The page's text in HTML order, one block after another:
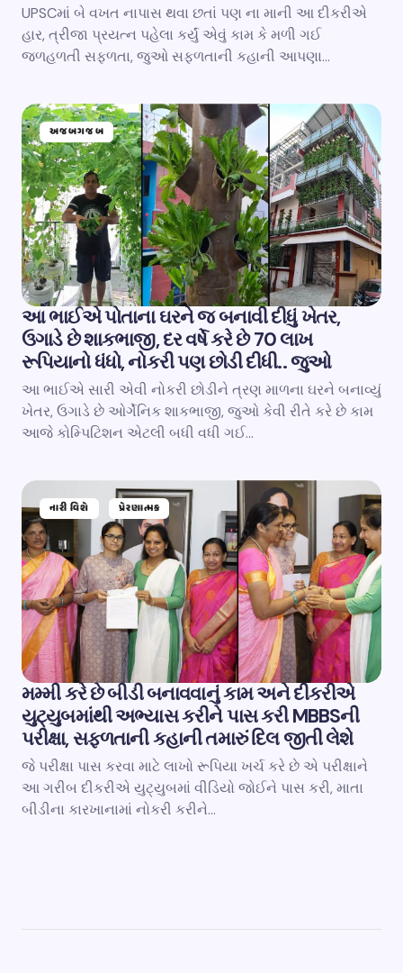
UPSCમાં બે વખત નાપાસ થવા છતાં પણ ના માની આ દીકરીએ
હાર, ત્રીજા પ્રયત્ન પહેલા કર્યું એવું કામ કે મળી ગઈ
જળહળતી સફળતા, જુઓ સફળતાની કહાની આપણા…
અજબગજબ
આ ભાઈએ પોતાના ઘરને જ બનાવી દીધું ખેતર,
ઉગાડે છે શાકભાજી, દર વર્ષે કરે છે 70 લાખ
રૂપિયાનો ધંધો, નોકરી પણ છોડી દીધી.. જુઓ
આ ભાઈએ સારી એવી નોકરી છોડીને ત્રણ માળના ઘરને બનાવ્યું
ખેતર, ઉગાડે છે ઓર્ગેનિક શાકભાજી, જુઓ કેવી રીતે કરે છે કામ
આજે કોમ્પિટિશન એટલી બધી વધી ગઈ…
નારી વિશે પ્રેરણાત્મક
મમ્મી કરે છે બીડી બનાવવાનું કામ અને દીકરીએ
યુટ્યુબમાંથી અભ્યાસ કરીને પાસ કરી MBBSની
પરીક્ષા, સફળતાની કહાની તમારું દિલ જીતી લેશે
જે પરીક્ષા પાસ કરવા માટે લાખો રૂપિયા ખર્ચ કરે છે એ પરીક્ષાને
આ ગરીબ દીકરીએ યુટ્યુબમાં વીડિયો જોઈને પાસ કરી, માતા
બીડીના કારખાનામાં નોકરી કરીને…